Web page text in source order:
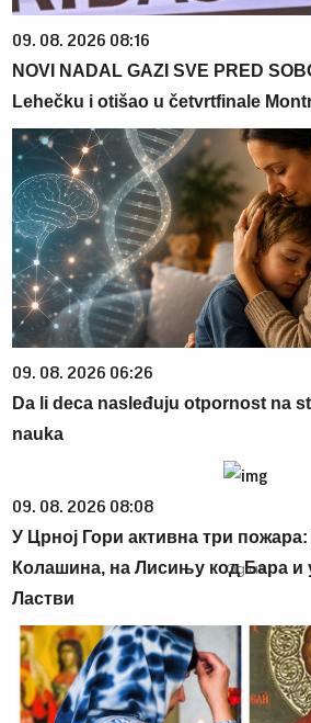
09. 08. 2026 08:16
NOVI NADAL GAZI SVE PRED
Lehečku i otišao u četvrtfinale
09. 08. 2026 06:26
Da li deca nasleđuju otpornost na
nauka
09. 08. 2026 08:08
У Црној Гори активна три
Колашина, на Лисињу код Бара и
Ластви